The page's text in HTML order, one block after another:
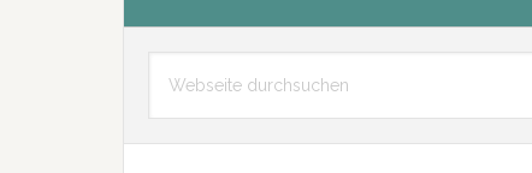
Main
Content
durchsuchen